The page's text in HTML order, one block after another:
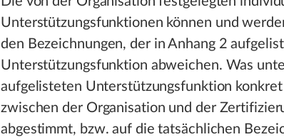
Unterstützungsfunktionen können und
den Bezeichnungen, der in Anhang 2
Unterstützungsfunktion abweichen. Was
aufgelisteten Unterstützungsfunktion konkret
zwischen der Organisation und der
abgestimmt, bzw. auf die tatsächlichen